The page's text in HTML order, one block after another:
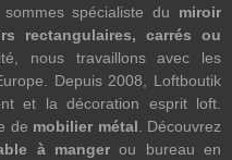
spécialiste du miroir
rectangulaires, carrés ou
nous travaillons avec les
Depuis 2008, Loftboutik
et la décoration esprit loft.
de mobilier métal. Découvrez
à mangerou bureau en